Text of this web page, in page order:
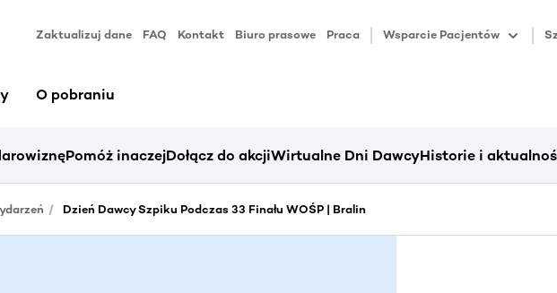
Zaktualizuj dane FAQ Kontakt Biuro prasowe Praca Wsparcie Pacjentów
O pobraniu
Pomóż inaczejDołącz do akcjiWirtualne Dni DawcyHistorie i
Dzień Dawcy Szpiku Podczas 33 Finału WOŚP | Bralin